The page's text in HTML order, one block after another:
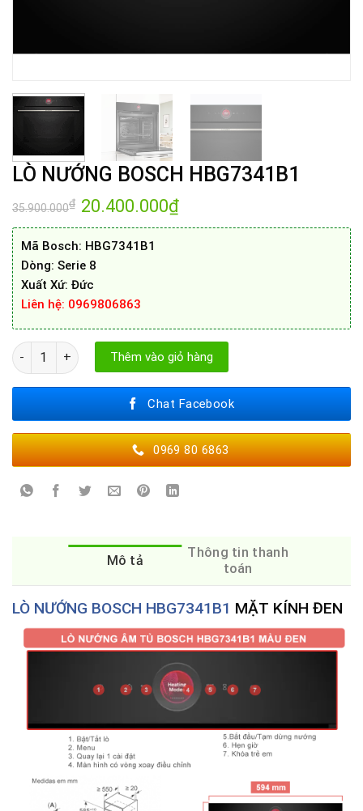
LÒ NƯỚNG BOSCH HBG7341B1
35.900.000₫ Giá
gốc
là:
20.400.000₫Giá
tại
Mã Bosch: HBG7341B1
Dòng: Serie 8
Xuất Xứ: Đức
Liên hệ: 0969806863
LÒ NƯỚNG BOSCH HBG7341B1 số lượng
Thêm vào giỏ hàng
Chat Facebook
0969 80 6863
Mô tả
Thông tin thanh
toán
LÒ NƯỚNG BOSCH HBG7341B1 MẶT KÍNH ĐEN